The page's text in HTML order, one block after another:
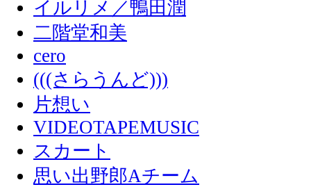
イルリメ／鴨田潤
二階堂和美
cero
(((さらうんど)))
片想い
VIDEOTAPEMUSIC
スカート
思い出野郎Aチーム